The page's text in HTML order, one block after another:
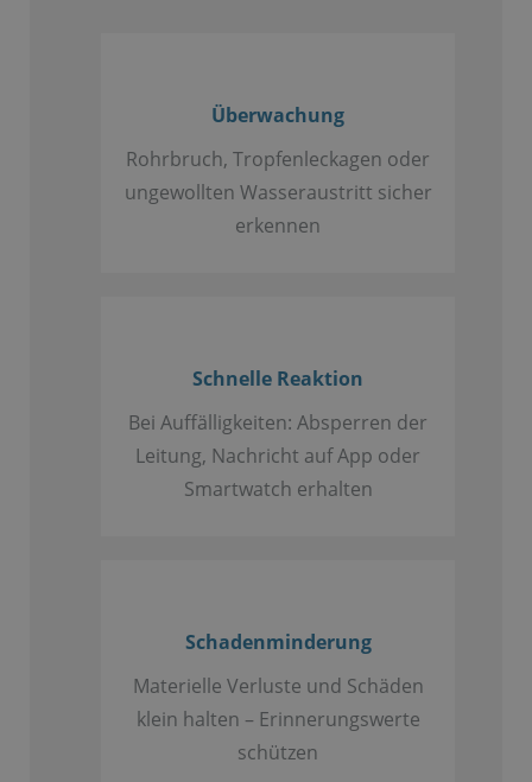
Überwachung
Rohrbruch, Tropfenleckagen oder
ungewollten Wasseraustritt sicher
erkennen
Schnelle Reaktion
Bei Auffälligkeiten: Absperren der
Leitung, Nachricht auf App oder
Smartwatch erhalten
Schadenminderung
Materielle Verluste und Schäden
klein halten – Erinnerungswerte
schützen